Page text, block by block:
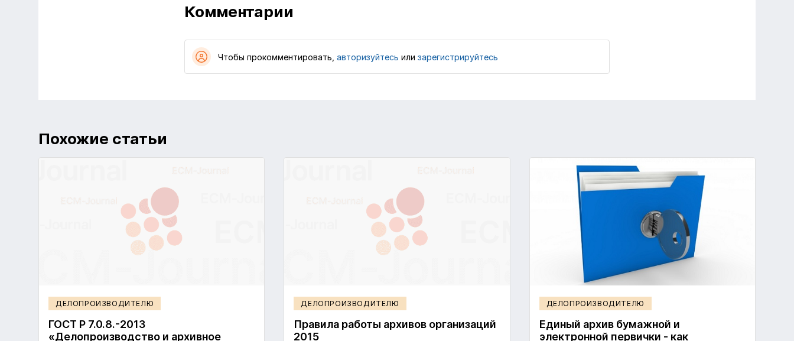
Комментарии
Чтобы прокомментировать, авторизуйтесь или зарегистрируйтесь
Похожие статьи
ДЕЛОПРОИЗВОДИТЕЛЮ
ГОСТ Р 7.0.8.-2013
«Делопроизводство и архивное
ДЕЛОПРОИЗВОДИТЕЛЮ
Правила работы архивов организаций
2015
ДЕЛОПРОИЗВОДИТЕЛЮ
Единый архив бумажной и
электронной первички - как